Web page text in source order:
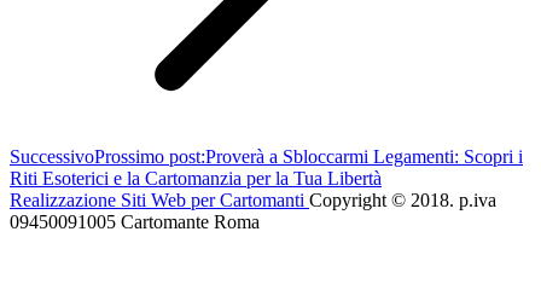
SuccessivoProssimo post:Proverà a Sbloccarmi Legamenti: Scopri i
Riti Esoterici e la Cartomanzia per la Tua Libertà
Realizzazione Siti Web per Cartomanti Copyright © 2018. p.iva
09450091005 Cartomante Roma